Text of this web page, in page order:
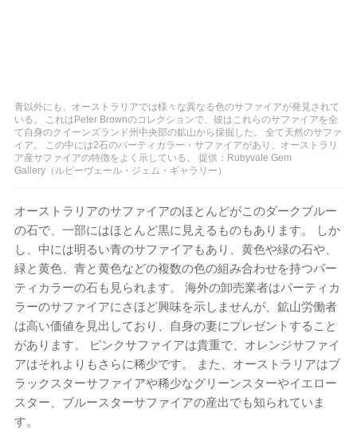
青以外にも、オーストラリアでは様々な異なる色のサファイアが発見されて
いる。 これはPeter Brownのコレクションで、彼はこれらのサファイアを全
て自身のクイーンズランド州中央部の鉱山から採掘した。 全て天然のサファ
イア。 この中には2石のパーティカラー・サファイアがあり、オーストラリ
ア産サファイアの特徴をよく示している。 提供：Rubyvale Gem
Gallery（ルビーヴェール・ジェム・ギャラリー）
オーストラリアのサファイアのほとんどがこのダークブルー
の石で、一部にはほとんど黒に見えるものもあります。 しか
し、中には明るい青のサファイアもあり、黄色や緑の石や、
緑と黄色、青と黄色などの複数の色の組み合わせを持つパー
ティカラーの石も見られます。 海外の卸売業者はパーティカ
ラーのサファイアにさほど興味を示しませんが、鉱山労働者
は高い価値を見出しており、自身の妻にプレゼントすること
があります。 ピンクサファイアは貴重で、オレンジサファイ
アはそれよりもさらに稀少です。 また、オーストラリアはブ
ラックスターサファイアや稀少なグリーンスターやイエロー
スター、ブルースターサファイアの産出でも知られていま
す。